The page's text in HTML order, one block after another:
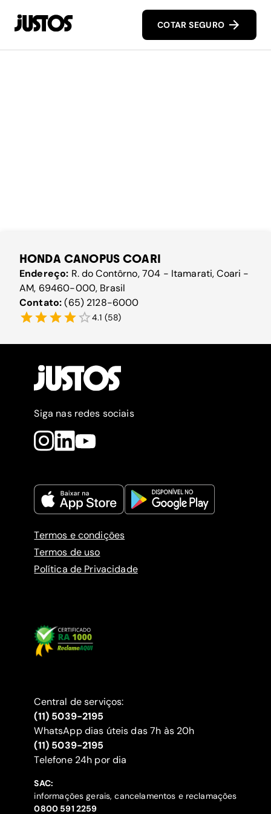
COTAR SEGURO
HONDA CANOPUS COARI
Endereço: R. do Contôrno, 704 - Itamarati, Coari -
AM, 69460-000, Brasil
Contato:(65) 2128-6000
4.1 (58)
Siga nas redes sociais
Termos e condições
Termos de uso
Política de Privacidade
Central de serviços:
(11) 5039-2195
WhatsApp dias úteis das 7h às 20h
(11) 5039-2195
‍Telefone 24h por dia
SAC:
informações gerais, cancelamentos e reclamações
‍0800 591 2259